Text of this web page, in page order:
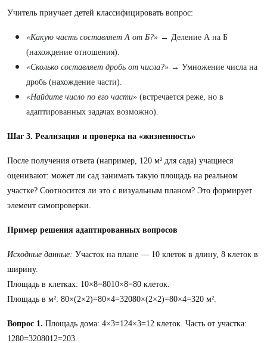
Учитель приучает детей классифицировать вопрос:
«Какую часть составляет А от Б?» → Деление А на Б
(нахождение отношения).
«Сколько составляет дробь от числа?» → Умножение числа на
дробь (нахождение части).
«Найдите число по его части» (встречается реже, но в
адаптированных задачах возможно).
Шаг 3. Реализация и проверка на «жизненность»
После получения ответа (например, 120 м² для сада) учащиеся
оценивают: может ли сад занимать такую площадь на реальном
участке? Соотносится ли это с визуальным планом? Это формирует
элемент самопроверки.
Пример решения адаптированных вопросов
Исходные данные: Участок на плане — 10 клеток в длину, 8 клеток в
ширину.
Площадь в клетках: 10×8=8010×8=80 клеток.
Площадь в м²: 80×(2×2)=80×4=32080×(2×2)=80×4=320 м².
Вопрос 1. Площадь дома: 4×3=124×3=12 клеток. Часть от участка:
1280=3208012​=203​.